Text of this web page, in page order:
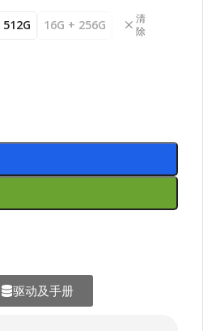
512G 16G + 256G
清
除
驱动及手册